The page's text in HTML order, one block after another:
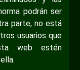
podrán ser
parte, no está
usuarios que
web estén